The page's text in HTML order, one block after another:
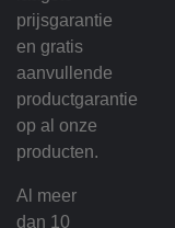
prijsgarantie
en gratis
aanvullende
productgarantie
op al onze
producten.
Al meer
dan 10